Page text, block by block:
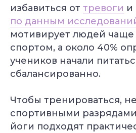
избавиться от тревоги и
по данным
мотивирует людей чаще
спортом, а около 40%
учеников начали
сбалансированно.
Чтобы тренироваться,
спортивными
йоги подходят